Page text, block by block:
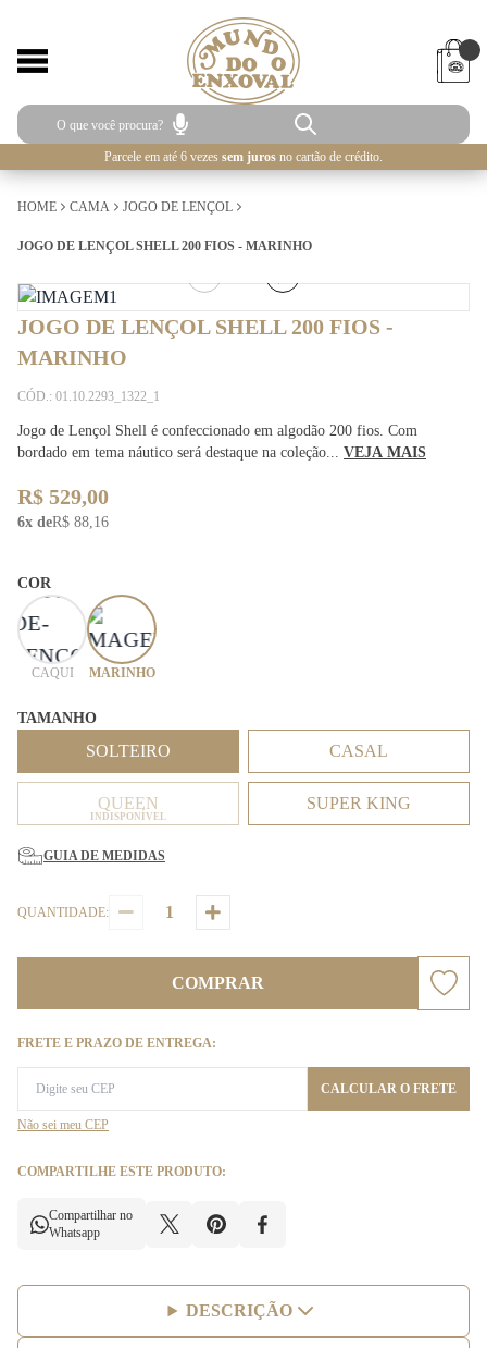
Parcele em até 6 vezes sem juros no cartão de crédito.
HOME CAMA JOGO DE LENÇOL
JOGO DE LENÇOL SHELL 200 FIOS - MARINHO
JOGO DE LENÇOL SHELL 200 FIOS -
MARINHO
CÓD.: 01.10.2293_1322_1
Jogo de Lençol Shell é confeccionado em algodão 200 fios. Com
bordado em tema náutico será destaque na coleção... VEJA MAIS
R$ 529,00
6x deR$ 88,16
COR
CAQUI MARINHO
TAMANHO
SOLTEIRO CASAL
QUEEN
INDISPONÍVEL
SUPER KING
GUIA DE MEDIDAS
QUANTIDADE:
COMPRAR
FRETE E PRAZO DE ENTREGA:
CALCULAR O FRETE
Não sei meu CEP
COMPARTILHE ESTE PRODUTO:
Compartilhar no
Whatsapp
DESCRIÇÃO